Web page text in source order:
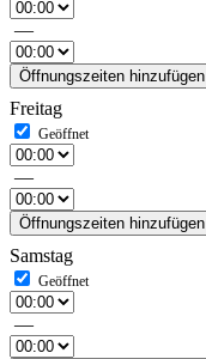
—
Öffnungszeiten hinzufügen
Freitag
—
Öffnungszeiten hinzufügen
Samstag
—